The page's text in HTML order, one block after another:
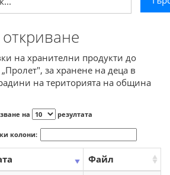
на хранителни продукти до
за хранене на деца в
на територията на община
на резултата
колони:
Файл